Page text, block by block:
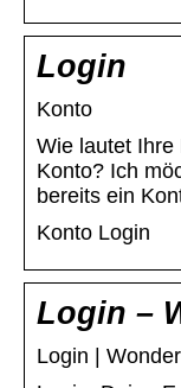
Login
Konto
Wie lautet Ihre
Konto? Ich
bereits ein
Konto Login
Login –
Login |